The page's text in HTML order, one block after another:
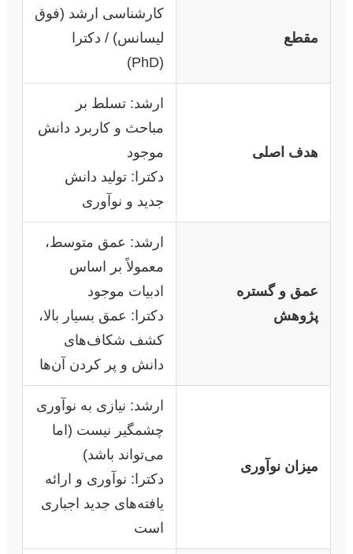
مقطع
کارشناسی ارشد (فوق
لیسانس) / دکترا
(PhD)
هدف اصلی
ارشد: تسلط بر
مباحث و کاربرد دانش
موجود
دکترا: تولید دانش
جدید و نوآوری
عمق و گستره
پژوهش
ارشد: عمق متوسط،
معمولاً بر اساس
ادبیات موجود
دکترا: عمق بسیار بالا،
کشف شکاف‌های
دانش و پر کردن آن‌ها
میزان نوآوری
ارشد: نیازی به نوآوری
چشمگیر نیست (اما
می‌تواند باشد)
دکترا: نوآوری و ارائه
یافته‌های جدید اجباری
است